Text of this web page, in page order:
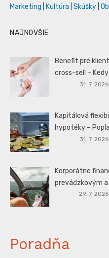
Marketing
Kultúra Skúšky
NAJNOVŠIE
Benefit pre
cross-sell –
31. 7. 2026
Kapitálová
hypotéky –
31. 7. 2026
Korporátne
prevádzkovým
29. 7. 2026
Poradňa